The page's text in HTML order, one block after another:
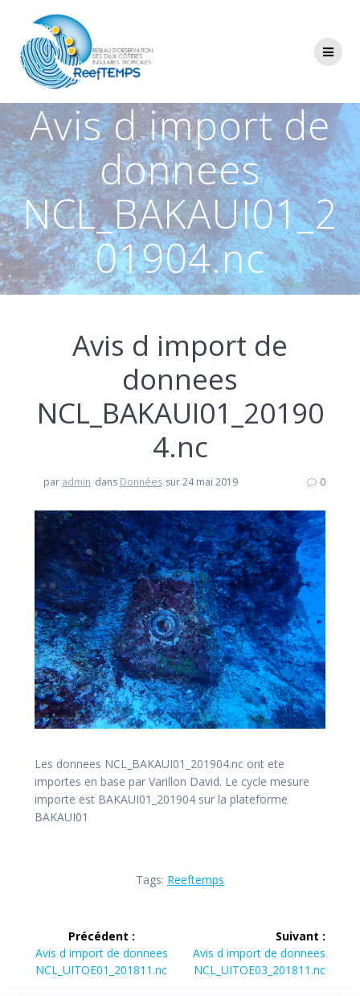
Avis d import de
donnees
NCL_BAKAUI01_2
01904.nc
Avis d import de
donnees
NCL_BAKAUI01_20190
4.nc
par admin dans Données sur 24 mai 2019 0
Les donnees NCL_BAKAUI01_201904.nc ont ete
importes en base par Varillon David. Le cycle mesure
importe est BAKAUI01_201904 sur la plateforme
BAKAUI01
Tags: Reeftemps
Navigation
de
Précédent :
Article
précédent :
Avis d import de donnees
NCL_UITOE01_201811.nc
Suivant :
Article
suivant :
Avis d import de donnees
NCL_UITOE03_201811.nc